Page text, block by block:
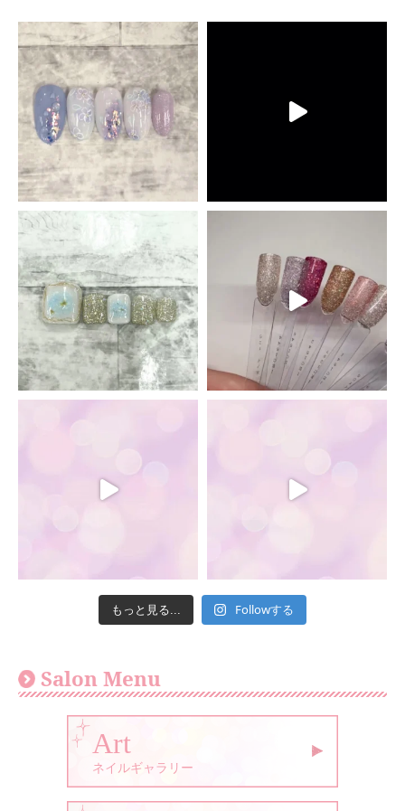
もっと見る... Followする
Salon Menu
Art
ネイルギャラリー